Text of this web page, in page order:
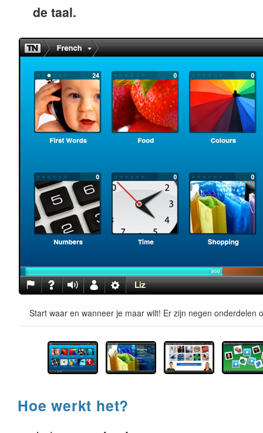
de taal.
Start waar en wanneer je maar wilt! Er zijn negen onderdelen
Hoe werkt het?